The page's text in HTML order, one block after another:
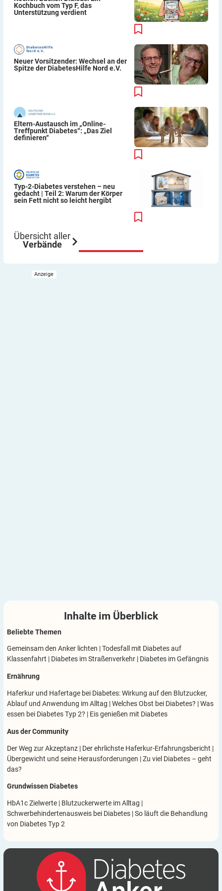
Kochbuch vom Typ F, das
Unterstützung verdient
Neuer Vorsitzender: Wechsel an der
Spitze der DiabetesHilfe Nord e.V.
Eltern-Austausch im „Online-
Treffpunkt Diabetes“: „Das Ziel
definieren“
Typ-2-Diabetes verstehen – neu
gedacht | Teil 2: Warum der Körper
sein Fett nicht so leicht hergibt
Übersicht aller
Verbände
Inhalte im Überblick
Beliebte Themen
Gemeinsam den Anker lichten |Todesfall mit Diabetes auf
Klassenfahrt | Diabetes im Straßenverkehr | Diabetes im Gefängnis
Ernährung
Haferkur und Hafertage bei Diabetes: Wirkung auf den Blutzucker,
Ablauf und Anwendung im Alltag |Welches Obst bei Diabetes? |Was
essen bei Diabetes Typ 2? | Eis genießen mit Diabetes
Aus der Community
Der Weg zur Akzeptanz | Der ehrlichste Haferkur-Erfahrungsbericht |
Übergewicht und seine Herausforderungen |Zu viel Diabetes – geht
das?
Grundwissen Diabetes
HbA1c Zielwerte | Blutzuckerwerte im Alltag |
Schwerbehindertenausweis bei Diabetes |So läuft die Behandlung
von Diabetes Typ 2